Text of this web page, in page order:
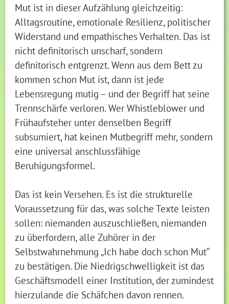
Mut ist in dieser Aufzählung gleichzeitig:
Alltagsroutine, emotionale Resilienz, politischer
Widerstand und empathisches Verhalten. Das ist
nicht definitorisch unscharf, sondern
definitorisch entgrenzt. Wenn aus dem Bett zu
kommen schon Mut ist, dann ist jede
Lebensregung mutig – und der Begriff hat seine
Trennschärfe verloren. Wer Whistleblower und
Frühaufsteher unter denselben Begriff
subsumiert, hat keinen Mutbegriff mehr, sondern
eine universal anschlussfähige
Beruhigungsformel.
Das ist kein Versehen. Es ist die strukturelle
Voraussetzung für das, was solche Texte leisten
sollen: niemanden auszuschließen, niemanden
zu überfordern, alle Zuhörer in der
Selbstwahrnehmung „Ich habe doch schon Mut“
zu bestätigen. Die Niedrigschwelligkeit ist das
Geschäftsmodell einer Institution, der zumindest
hierzulande die Schäfchen davon rennen.